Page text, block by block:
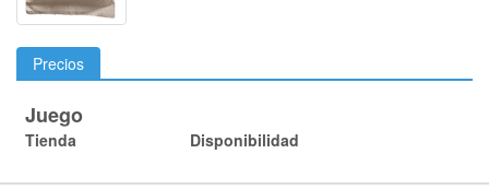
Precios
Juego
Tienda Disponibilidad